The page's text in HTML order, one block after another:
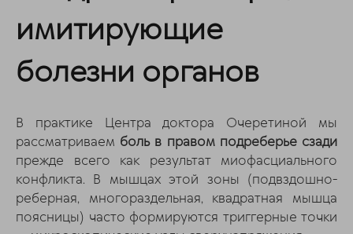
имитирующие
болезни органов
В практике Центра доктора Очеретиной мы
рассматриваем боль в правом подреберье сзади
прежде всего как результат миофасциального
конфликта. В мышцах этой зоны (подвздошно-
реберная, многораздельная, квадратная мышца
поясницы) часто формируются триггерные точки